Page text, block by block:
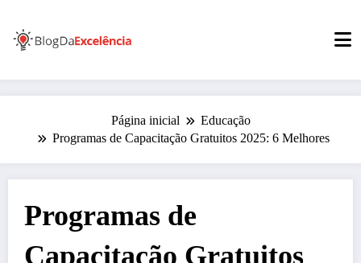
para
conteúdo
Página inicial
Educação
Programas de Capacitação Gratuitos 2025: 6 Melhores
Programas de
Capacitação Gratuitos